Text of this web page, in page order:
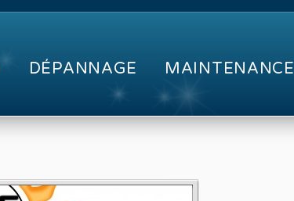
DÉPANNAGE MAINTENANCE